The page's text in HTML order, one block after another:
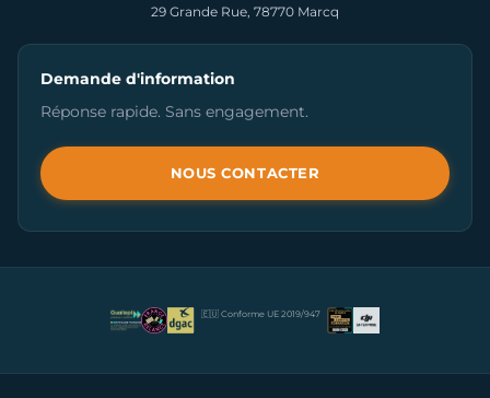
29 Grande Rue, 78770 Marcq
Demande d'information
Réponse rapide. Sans engagement.
NOUS CONTACTER
🇪🇺 Conforme UE 2019/947